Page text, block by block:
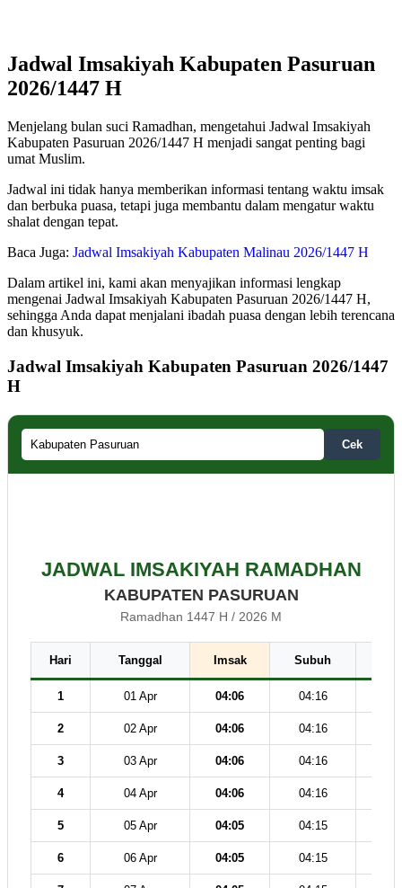
Jadwal Imsakiyah Kabupaten Pasuruan
2026/1447 H
Menjelang bulan suci Ramadhan, mengetahui Jadwal Imsakiyah
Kabupaten Pasuruan 2026/1447 H menjadi sangat penting bagi
umat Muslim.
Jadwal ini tidak hanya memberikan informasi tentang waktu imsak
dan berbuka puasa, tetapi juga membantu dalam mengatur waktu
shalat dengan tepat.
Baca Juga: Jadwal Imsakiyah Kabupaten Malinau 2026/1447 H
Dalam artikel ini, kami akan menyajikan informasi lengkap
mengenai Jadwal Imsakiyah Kabupaten Pasuruan 2026/1447 H,
sehingga Anda dapat menjalani ibadah puasa dengan lebih terencana
dan khusyuk.
Jadwal Imsakiyah Kabupaten Pasuruan 2026/1447
H
Cek
JADWAL IMSAKIYAH RAMADHAN
KABUPATEN PASURUAN
Ramadhan 1447 H / 2026 M
Hari Tanggal Imsak Subuh
1 01 Apr 04:06 04:16
2 02 Apr 04:06 04:16
3 03 Apr 04:06 04:16
4 04 Apr 04:06 04:16
5 05 Apr 04:05 04:15
6 06 Apr 04:05 04:15